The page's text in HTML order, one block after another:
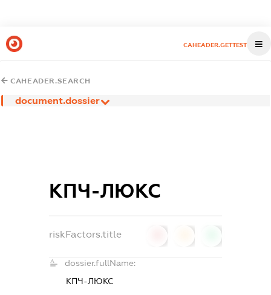
CAHEADER.GETTEST
CAHEADER.SEARCH
document.dossier
КПЧ-ЛЮКС
riskFactors.title
dossier.fullName:
КПЧ-ЛЮКС